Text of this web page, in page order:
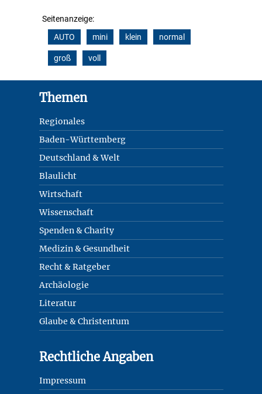
Seitenanzeige:
AUTO
mini klein normal
groß voll
Themen
Regionales
Baden-Württemberg
Deutschland & Welt
Blaulicht
Wirtschaft
Wissenschaft
Spenden & Charity
Medizin & Gesundheit
Recht & Ratgeber
Archäologie
Literatur
Glaube & Christentum
Rechtliche Angaben
Impressum